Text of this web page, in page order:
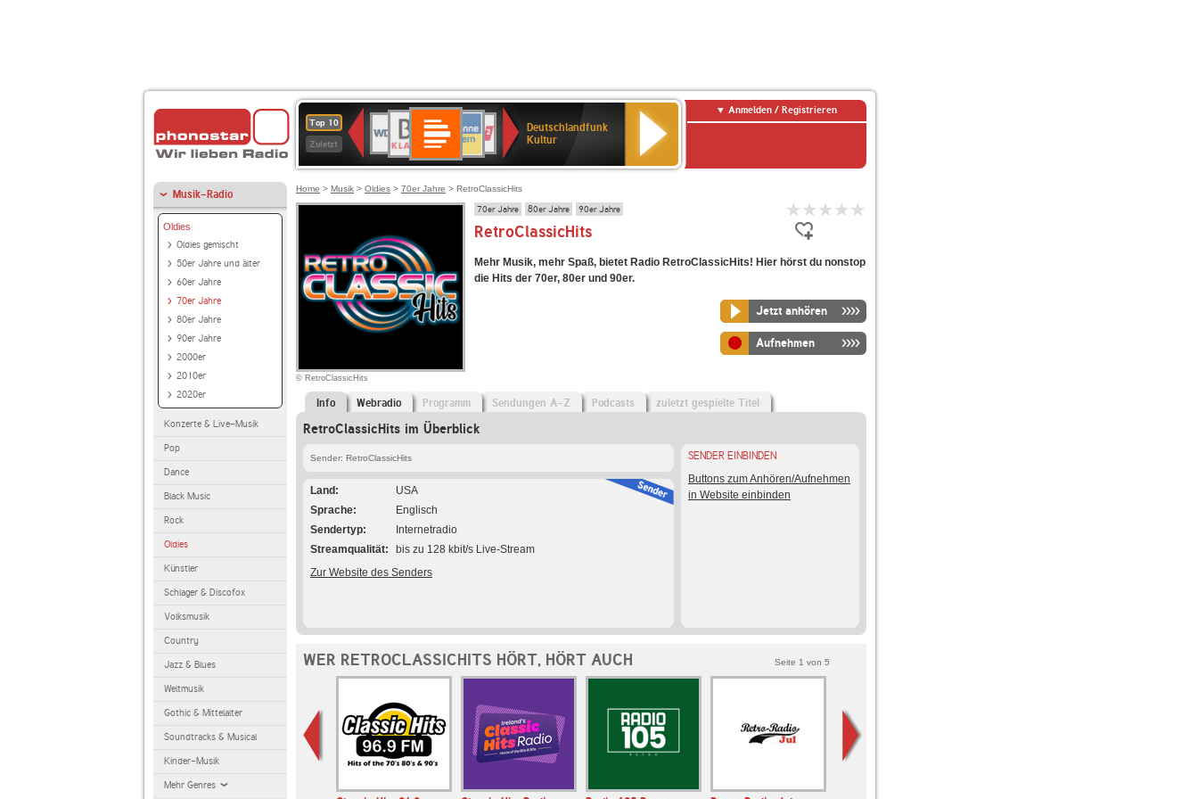
Top 10
Zuletzt
Deutschlandfunk
80er
90er
OLDIE
ANTENNE
SWR3
4
BR-
KLASSIK
Deutschlandfunk
Kultur
ANTENNE
BAYERN
SWR
Kultur
NDR
2
Deutschlandfunk
Kultur
Anmelden / Registrieren
Musik-Radio
Oldies
Oldies gemischt
50er Jahre und älter
60er Jahre
70er Jahre
80er Jahre
90er Jahre
2000er
2010er
2020er
Konzerte & Live-Musik
Pop
Dance
Black Music
Rock
Oldies
Künstler
Schlager & Discofox
Volksmusik
Country
Jazz & Blues
Weltmusik
Gothic & Mittelalter
Soundtracks & Musical
Kinder-Musik
Mehr Genres
Home > Musik > Oldies > 70er Jahre > RetroClassicHits
© RetroClassicHits
70er Jahre 80er Jahre 90er Jahre
RetroClassicHits
Mehr Musik, mehr Spaß, bietet Radio RetroClassicHits! Hier hörst du nonstop
die Hits der 70er, 80er und 90er.
Jetzt anhören
Aufnehmen
Info Webradio Programm Sendungen A-Z Podcasts zuletzt gespielte Titel
RetroClassicHits im Überblick
Sender: RetroClassicHits
Land
USA
Sprache
Englisch
Sendertyp
Internetradio
Streamqualität
bis zu 128 kbit/s Live-Stream
Zur Website des Senders
SENDER EINBINDEN
Buttons zum Anhören/Aufnehmen
in Website einbinden
WER RETROCLASSICHITS HÖRT, HÖRT AUCH Seite 1 von 5